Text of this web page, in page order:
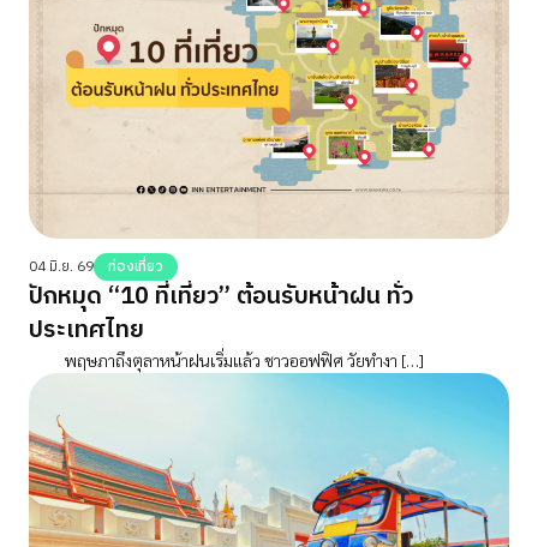
04 มิ.ย. 69 ท่องเที่ยว
ปักหมุด “10 ที่เที่ยว” ต้อนรับหน้าฝน ทั่ว
ประเทศไทย
พฤษภาถึงตุลาหน้าฝนเริ่มแล้ว ชาวออฟฟิศ วัยทำงา […]